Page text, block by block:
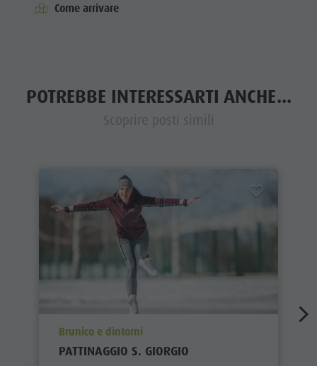
Come arrivare
POTREBBE INTERESSARTI ANCHE...
Scoprire posti simili
aria.poi_location_prefix
Brunico e dintorni
PATTINAGGIO S. GIORGIO